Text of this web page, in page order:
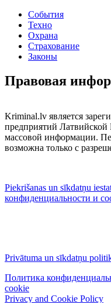
События
Техно
Охрана
Страхование
Законы
Правовая
Kriminal.lv является
предприятий
массовой информации.
возможна только с
Piekrišanas un sīkdatņu
конфиденциальности и
Privātuma un sīkdatņu
Политика
cookie
Privacy and Cookie Policy